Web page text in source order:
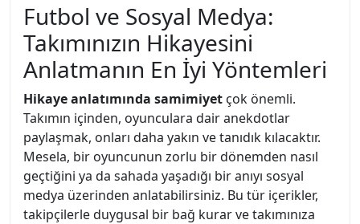
Futbol ve Sosyal Medya:
Takımınızın Hikayesini
Anlatmanın En İyi Yöntemleri
Hikaye anlatımında samimiyet çok önemli.
Takımın içinden, oyunculara dair anekdotlar
paylaşmak, onları daha yakın ve tanıdık kılacaktır.
Mesela, bir oyuncunun zorlu bir dönemden nasıl
geçtiğini ya da sahada yaşadığı bir anıyı sosyal
medya üzerinden anlatabilirsiniz. Bu tür içerikler,
takipçilerle duygusal bir bağ kurar ve takımınıza